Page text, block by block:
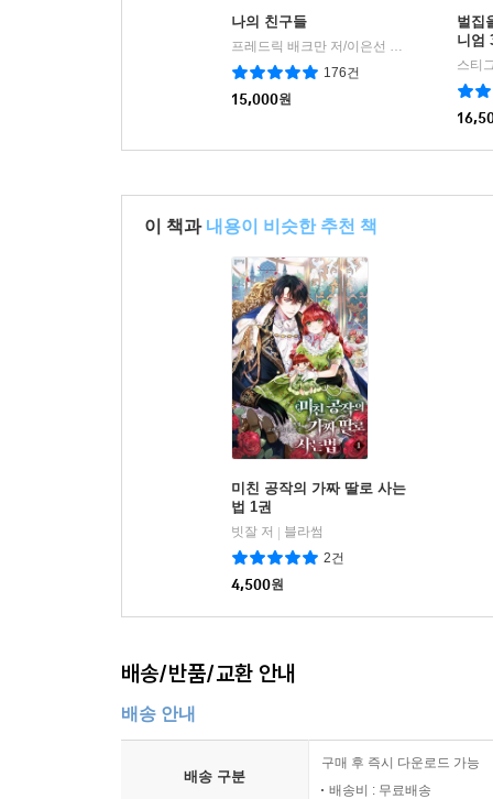
나의 친구들
다산북스
176건
15,000원
벌집
니엄
스티
이 책과 내용이 비슷한 추천 책
미친 공작의 가짜 딸로 사는
법 1권
빗잘 저 | 블라썸
2건
4,500원
배송/반품/교환 안내
배송 안내
배송 구분
구매 후 즉시 다운로드 가능
배송비 : 무료배송